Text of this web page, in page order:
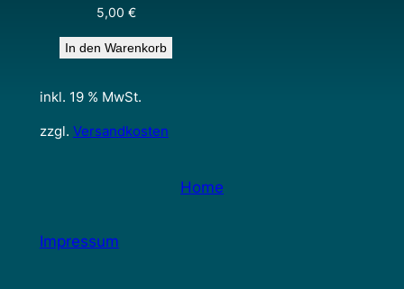
5,00 €
In den Warenkorb
inkl. 19 % MwSt.
zzgl. Versandkosten
Home
Impressum